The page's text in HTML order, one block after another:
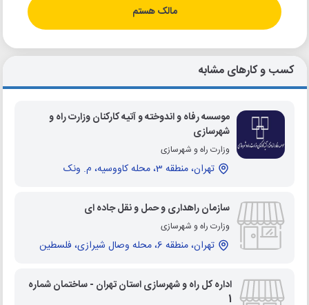
مالک هستم
کسب و کارهای مشابه
موسسه رفاه و اندوخته و آتیه کارکنان وزارت راه و
شهرسازی
وزارت راه و شهرسازی
تهران، منطقه 3، محله کاووسیه، م. ونک
سازمان راهداری و حمل و نقل جاده ای
وزارت راه و شهرسازی
تهران، منطقه 6، محله وصال شیرازی، فلسطین
اداره کل راه و شهرسازی استان تهران - ساختمان شماره
1